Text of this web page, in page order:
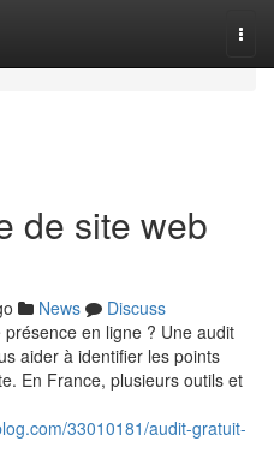
de site web
News
Discuss
en ligne ? Une audit
aider à identifier les points
En France, plusieurs outils et
33010181/audit-gratuit-